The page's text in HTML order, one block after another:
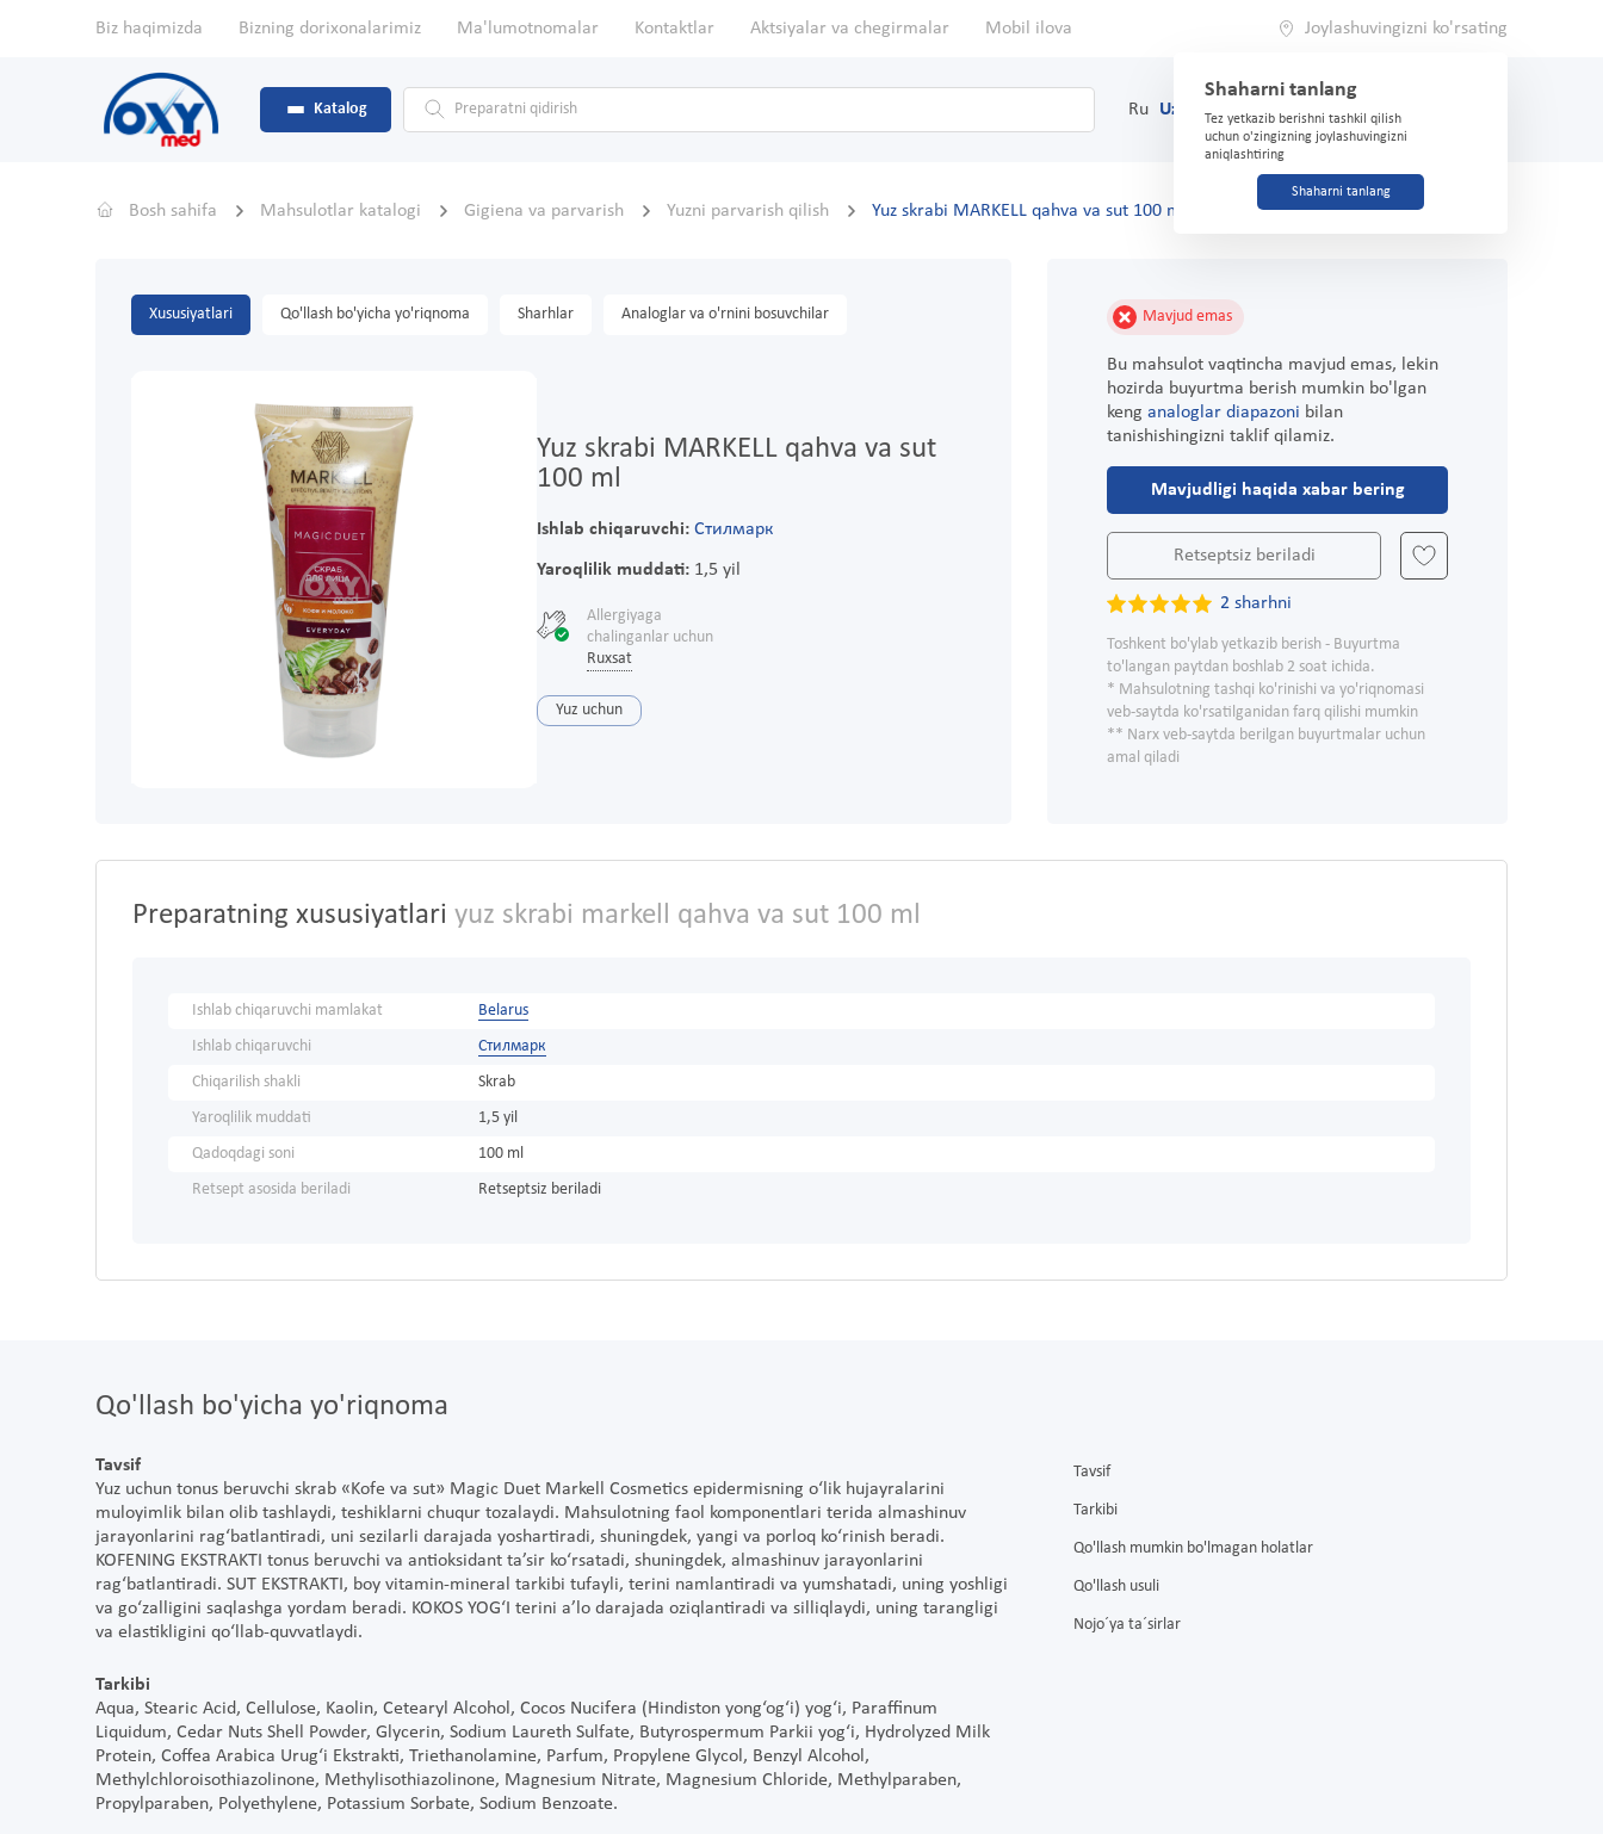
Biz haqimizda Bizning dorixonalarimiz Ma'lumotnomalar Kontaktlar Aktsiyalar va chegirmalar Mobil ilova Joylashuvingizni ko'rsating
Shaharni tanlang
Tez yetkazib berishni tashkil qilish
uchun o'zingizning joylashuvingizni
aniqlashtiring
Shaharni tanlang
Katalog Ru Uz (71) 200-03-03
Bosh sahifa Mahsulotlar katalogi Gigiena va parvarish Yuzni parvarish qilish Yuz skrabi MARKELL qahva va sut 100 ml
Xususiyatlari Qo'llash bo'yicha yo'riqnoma Sharhlar Analoglar va o'rnini bosuvchilar
Yuz skrabi MARKELL qahva va sut
100 ml
Ishlab chiqaruvchi: Стилмарк
Yaroqlilik muddati:1,5 yil
Allergiyaga
chalinganlar uchun
Ruxsat
Yuz uchun
Mavjud emas
Bu mahsulot vaqtincha mavjud emas, lekin
hozirda buyurtma berish mumkin bo'lgan
keng analoglar diapazoni bilan
tanishishingizni taklif qilamiz.
Mavjudligi haqida xabar bering
Retseptsiz beriladi
2 sharhni
Toshkent bo'ylab yetkazib berish - Buyurtma
to'langan paytdan boshlab 2 soat ichida.
* Mahsulotning tashqi ko'rinishi va yo'riqnomasi
veb-saytda ko'rsatilganidan farq qilishi mumkin
** Narx veb-saytda berilgan buyurtmalar uchun
amal qiladi
Preparatning xususiyatlari yuz skrabi markell qahva va sut 100 ml
Ishlab chiqaruvchi mamlakat
Belarus
Ishlab chiqaruvchi
Стилмарк
Chiqarilish shakli
Skrab
Yaroqlilik muddati
1,5 yil
Qadoqdagi soni
100 ml
Retsept asosida beriladi
Retseptsiz beriladi
Qo'llash bo'yicha yo'riqnoma
Tavsif
Yuz uchun tonus beruvchi skrab «Kofe va sut» Magic Duet Markell Cosmetics epidermisning o‘lik hujayralarini
muloyimlik bilan olib tashlaydi, teshiklarni chuqur tozalaydi. Mahsulotning faol komponentlari terida almashinuv
jarayonlarini rag‘batlantiradi, uni sezilarli darajada yoshartiradi, shuningdek, yangi va porloq ko‘rinish beradi.
KOFENING EKSTRAKTI tonus beruvchi va antioksidant ta’sir ko‘rsatadi, shuningdek, almashinuv jarayonlarini
rag‘batlantiradi. SUT EKSTRAKTI, boy vitamin-mineral tarkibi tufayli, terini namlantiradi va yumshatadi, uning yoshligi
va go‘zalligini saqlashga yordam beradi. KOKOS YOG‘I terini a’lo darajada oziqlantiradi va silliqlaydi, uning tarangligi
va elastikligini qo‘llab-quvvatlaydi.
Tarkibi
Aqua, Stearic Acid, Cellulose, Kaolin, Cetearyl Alcohol, Cocos Nucifera (Hindiston yong‘og‘i) yog‘i, Paraffinum
Liquidum, Cedar Nuts Shell Powder, Glycerin, Sodium Laureth Sulfate, Butyrospermum Parkii yog‘i, Hydrolyzed Milk
Protein, Coffea Arabica Urug‘i Ekstrakti, Triethanolamine, Parfum, Propylene Glycol, Benzyl Alcohol,
Methylchloroisothiazolinone, Methylisothiazolinone, Magnesium Nitrate, Magnesium Chloride, Methylparaben,
Propylparaben, Polyethylene, Potassium Sorbate, Sodium Benzoate.
Tavsif
Tarkibi
Qo'llash mumkin bo'lmagan holatlar
Qo'llash usuli
Nojo´ya ta´sirlar